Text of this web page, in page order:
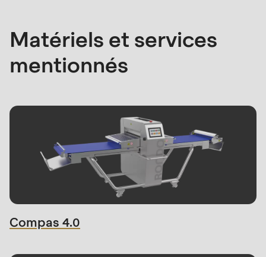
Matériels et services
mentionnés
Compas 4.0